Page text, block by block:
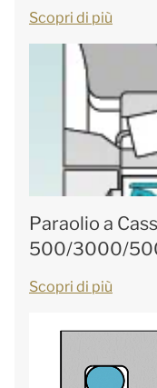
Scopri di più
Paraolio a
500/3000/
Scopri di più